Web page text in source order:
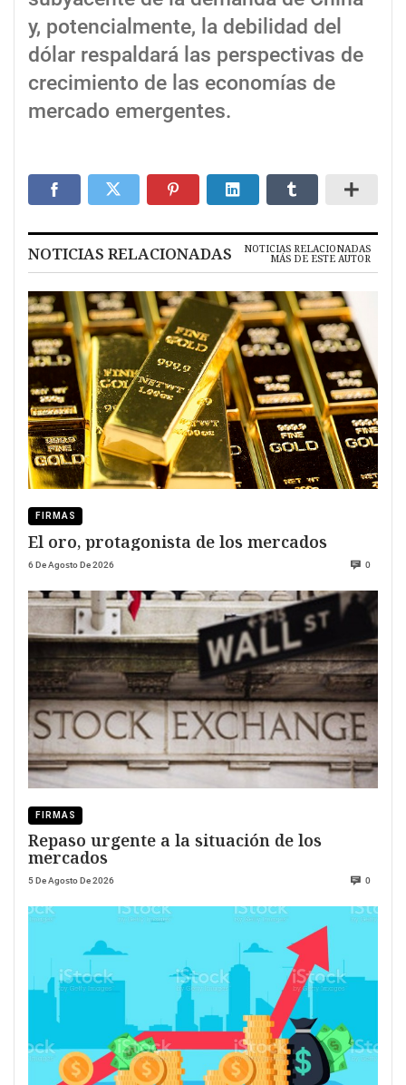
y, potencialmente, la debilidad del
dólar respaldará las perspectivas de
crecimiento de las economías de
mercado emergentes.
NOTICIAS RELACIONADAS NOTICIAS RELACIONADAS
MÁS DE ESTE AUTOR
FIRMAS
El oro, protagonista de los mercados
6 De Agosto De 2026 0
FIRMAS
Repaso urgente a la situación de los
mercados
5 De Agosto De 2026 0